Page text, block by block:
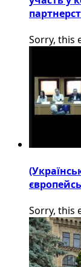
Sorry, this
Sorry, this